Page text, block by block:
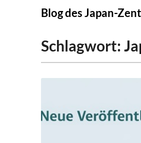
Blog des Japan-
Schlagwort: